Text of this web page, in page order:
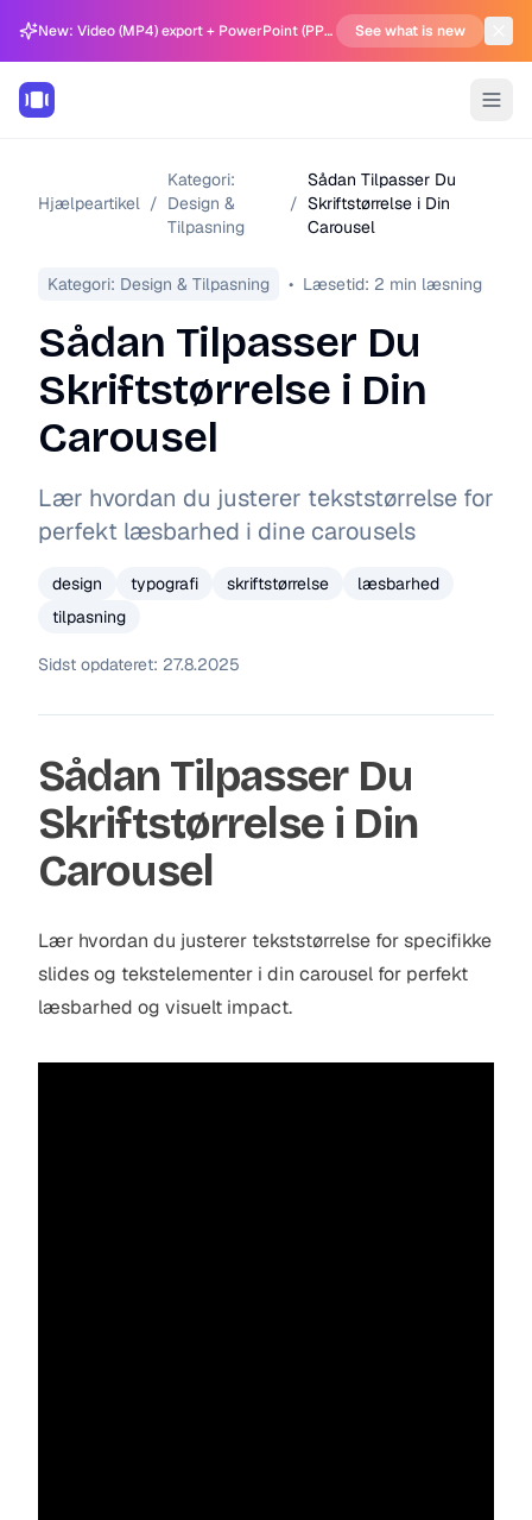
New: Video (MP4) export + PowerPoint (PPTX) support in Carousel Generator See what is new
Hjælpeartikel /
Kategori:
Design &
Tilpasning
/
Sådan Tilpasser Du
Skriftstørrelse i Din
Carousel
Kategori: Design & Tilpasning • Læsetid: 2 min læsning
Sådan Tilpasser Du
Skriftstørrelse i Din
Carousel
Lær hvordan du justerer tekststørrelse for
perfekt læsbarhed i dine carousels
design typografi skriftstørrelse
læsbarhed
tilpasning
Sidst opdateret: 27.8.2025
Sådan Tilpasser Du
Skriftstørrelse i Din
Carousel
Lær hvordan du justerer tekststørrelse for specifikke
slides og tekstelementer i din carousel for perfekt
læsbarhed og visuelt impact.